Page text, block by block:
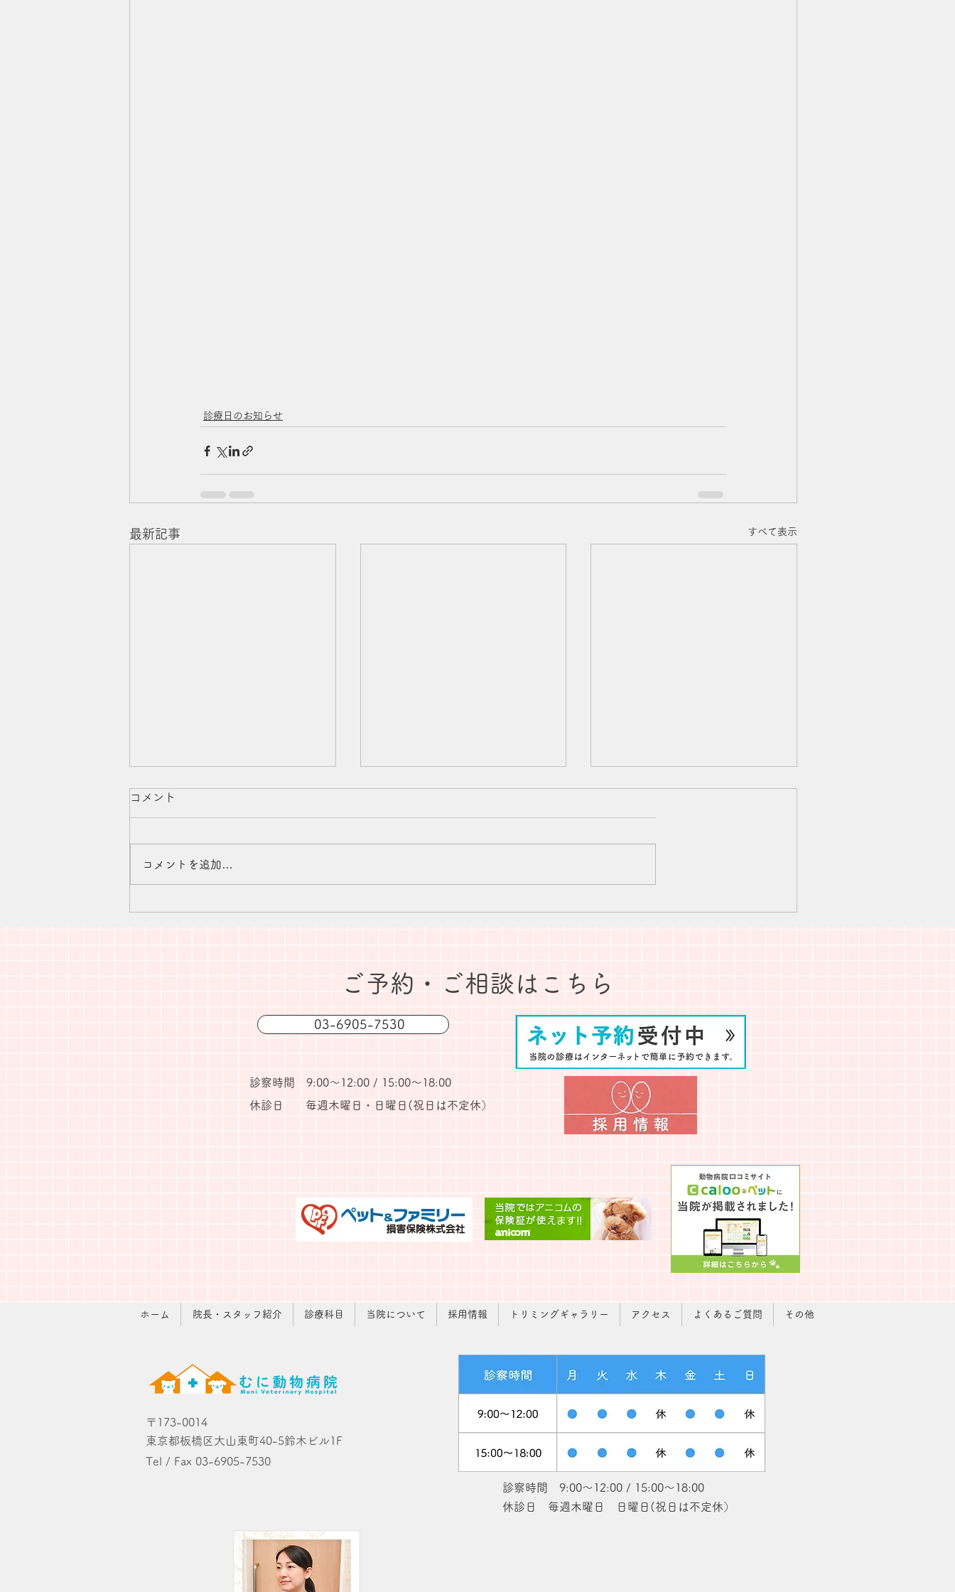
診療日のお知らせ
最新記事 すべて表示
トリミング予約増枠のお知ら
2022年1月診療日のお知らせ
2021年12月診療日のお知ら
コメント
コメントを追加…
​ご予約・ご相談はこちら
03-6905-7530
診察時間 9:00～12:00 / 15:00〜18:00
休診日
毎週木曜日・日曜日(​祝日は不定休）
ホーム 院長・スタッフ紹介 診療科目 当院について 採用情報 トリミングギャラリー アクセス よくあるご質問 その他
〒173-0014
東京都板橋区大山東町40-5鈴木ビル1F
Tel / Fax 03-6905-7530
診察時間 9:00～12:00 / 15:00〜18:00
休診日 毎週木曜日 日曜日(​祝日は不定休）